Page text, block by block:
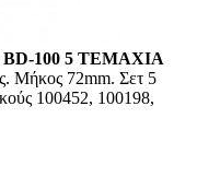
100 5 ΤΕΜΑΧΙΑ
Μήκος 72mm. Σετ 5
100452, 100198,